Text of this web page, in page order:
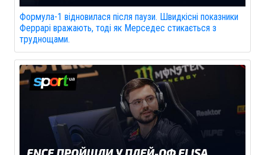
Формула-1 відновилася після паузи. Швидкісні показники
Феррарі вражають, тоді як Мерседес стикається з
труднощами.